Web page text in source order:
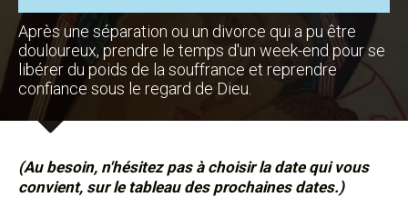
Après une séparation ou un divorce qui a pu être
douloureux, prendre le temps d'un week-end pour se
libérer du poids de la souffrance et reprendre
confiance sous le regard de Dieu.
(Au besoin, n'hésitez pas à choisir la date qui vous
convient, sur le tableau des prochaines dates.)